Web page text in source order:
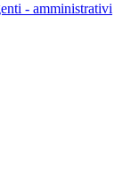
- amministrativi